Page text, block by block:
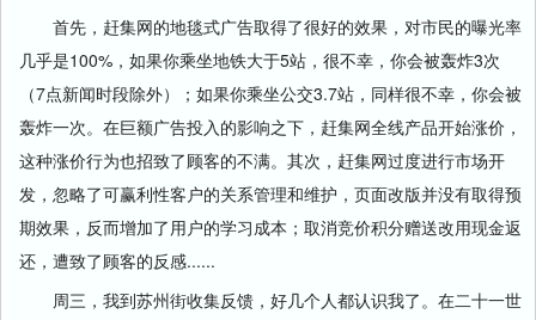
首先，赶集网的地毯式广告取得了很好的效果，对市民的曝光率
几乎是100%，如果你乘坐地铁大于5站，很不幸，你会被轰炸3次
（7点新闻时段除外）；如果你乘坐公交3.7站，同样很不幸，你会被
轰炸一次。在巨额广告投入的影响之下，赶集网全线产品开始涨价，
这种涨价行为也招致了顾客的不满。其次，赶集网过度进行市场开
发，忽略了可赢利性客户的关系管理和维护，页面改版并没有取得预
期效果，反而增加了用户的学习成本；取消竞价积分赠送改用现金返
还，遭致了顾客的反感......
周三，我到苏州街收集反馈，好几个人都认识我了。在二十一世